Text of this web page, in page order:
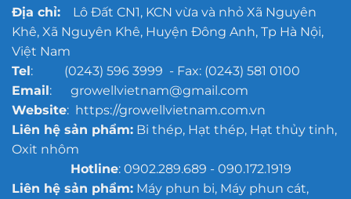
Địa chỉ:Lô Đất CN1, KCN vừa và nhỏ Xã Nguyên
Khê, Xã Nguyên Khê, Huyện Đông Anh, Tp Hà Nội,
Việt Nam
Tel: (0243) 596 3999 - Fax: (0243) 581 0100
Email: growellvietnam@gmail.com
Website: https://growellvietnam.com.vn
Liên hệ sản phẩm:Bi thép, Hạt thép, Hạt thủy tinh,
Oxit nhôm
Hotline: 0902.289.689 - 090.172.1919
Liên hệ sản phẩm:Máy phun bi, Máy phun cát,